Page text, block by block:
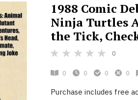
1988 Comic
Ninja Turtles
the Tick,
0
0 0 0 0
Purchase includes free